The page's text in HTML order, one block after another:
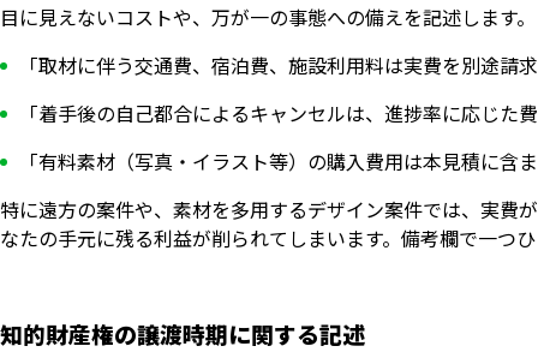
目に見えないコストや、万が一の事態への備えを記述します。
「取材に伴う交通費、宿泊費、施設利用料は実費を別途請
「着手後の自己都合によるキャンセルは、進捗率に応じた
「有料素材（写真・イラスト等）の購入費用は本見積に含
特に遠方の案件や、素材を多用するデザイン案件では、実費
なたの手元に残る利益が削られてしまいます。備考欄で一つ
知的財産権の譲渡時期に関する記述